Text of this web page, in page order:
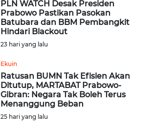
PLN WATCH Desak Presiden
Prabowo Pastikan Pasokan
Batubara dan BBM Pembangkit
Hindari Blackout
23 hari yang lalu
Ekuin
Ratusan BUMN Tak Efisien Akan
Ditutup, MARTABAT Prabowo-
Gibran: Negara Tak Boleh Terus
Menanggung Beban
25 hari yang lalu